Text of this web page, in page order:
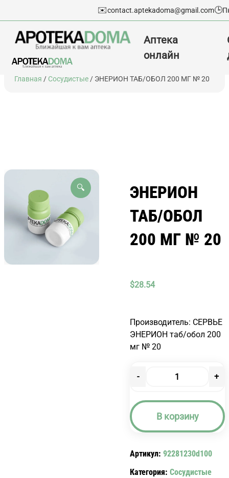
Перейти
✉️contact.aptekadoma@gmail.com🕒
Аптека
онлайн
Главная / Сосудистые / ЭНЕРИОН ТАБ/ОБОЛ 200 МГ № 20
🔍
ЭНЕРИОН
ТАБ/ОБОЛ
200 МГ № 20
$28.54
Производитель: СЕРВЬЕ
ЭНЕРИОН таб/обол 200
мг № 20
-
ЭНЕРИОН
ТАБ/
ОБОЛ
МГ
№
+
В корзину
Артикул: 92281230d100
Категория: Сосудистые